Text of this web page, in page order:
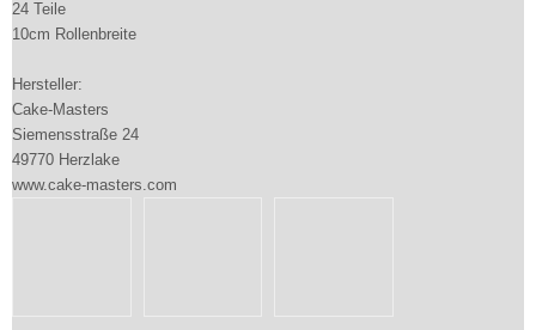
24 Teile
10cm Rollenbreite
Hersteller:
Cake-Masters
Siemensstraße 24
49770 Herzlake
www.cake-masters.com